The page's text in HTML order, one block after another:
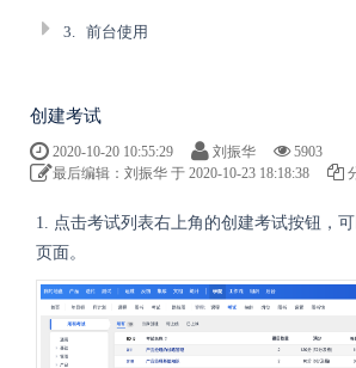
3. 前台使用
创建考试
2020-10-20 10:55:29 刘振华
5903
最后编辑：刘振华 于 2020-10-23 18:18:38
1. 点击考试列表右上角的创建考试按钮，
页面。